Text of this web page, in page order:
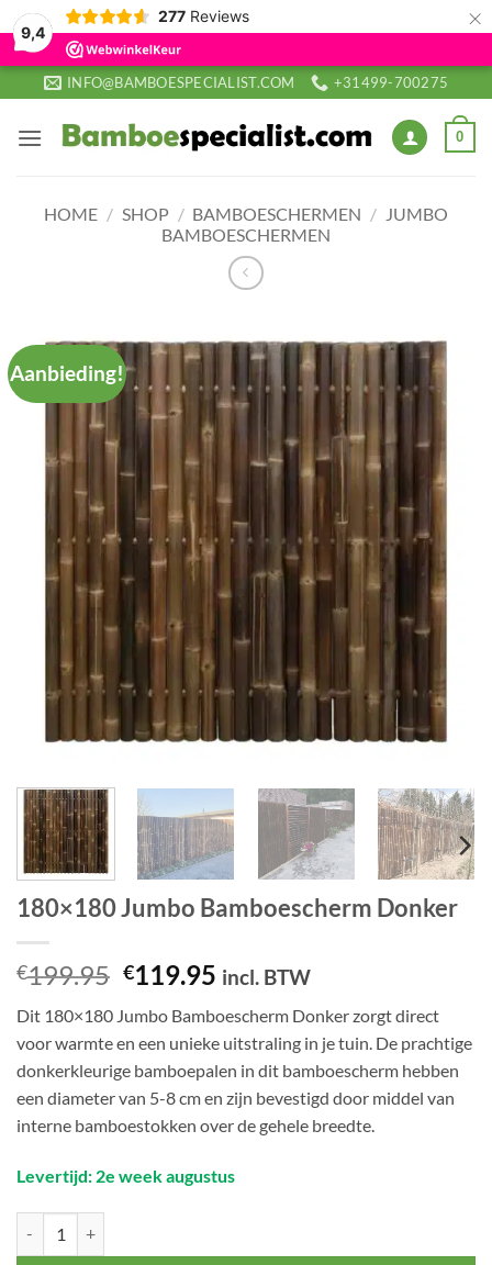
9,4
277 Reviews ×
naar
inhoud
INFO@BAMBOESPECIALIST.COM +31499-700275
0
HOME / SHOP / BAMBOESCHERMEN / JUMBO
BAMBOESCHERMEN
Aanbieding!
180×180 Jumbo Bamboescherm Donker
€199.95 Oorspronkelijke
was:
€199.95.
€119.95 Huidige
is:
€119.95.
incl. BTW
Dit 180×180 Jumbo Bamboescherm Donker zorgt direct
voor warmte en een unieke uitstraling in je tuin. De prachtige
donkerkleurige bamboepalen in dit bamboescherm hebben
een diameter van 5-8 cm en zijn bevestigd door middel van
interne bamboestokken over de gehele breedte.
Levertijd: 2e week augustus